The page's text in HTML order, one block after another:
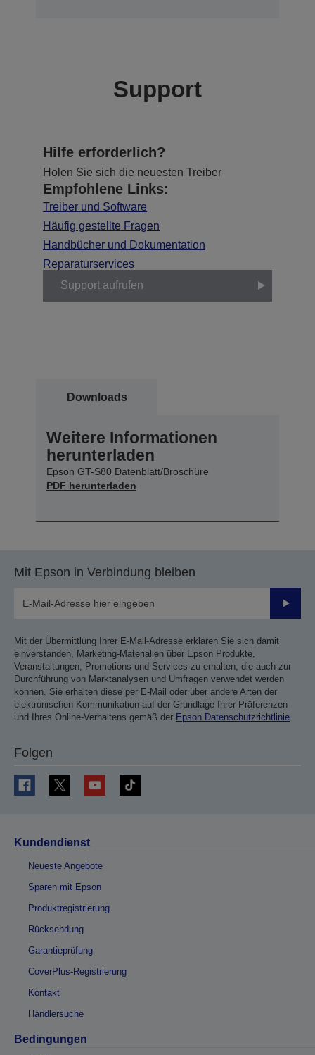
Support
Hilfe erforderlich?
Holen Sie sich die neuesten Treiber
Empfohlene Links:
Treiber und Software
Häufig gestellte Fragen
Handbücher und Dokumentation
Reparaturservices
Support aufrufen
Downloads
Weitere Informationen
herunterladen
Epson GT-S80 Datenblatt/Broschüre
PDF herunterladen
Mit Epson in Verbindung bleiben
Mit der Übermittlung Ihrer E-Mail-Adresse erklären Sie sich damit
einverstanden, Marketing-Materialien über Epson Produkte,
Veranstaltungen, Promotions und Services zu erhalten, die auch zur
Durchführung von Marktanalysen und Umfragen verwendet werden
können. Sie erhalten diese per E-Mail oder über andere Arten der
elektronischen Kommunikation auf der Grundlage Ihrer Präferenzen
und Ihres Online-Verhaltens gemäß der Epson Datenschutzrichtlinie
Folgen
Kundendienst
Neueste Angebote
Sparen mit Epson
Produktregistrierung
Rücksendung
Garantieprüfung
CoverPlus-Registrierung
Kontakt
Händlersuche
Bedingungen